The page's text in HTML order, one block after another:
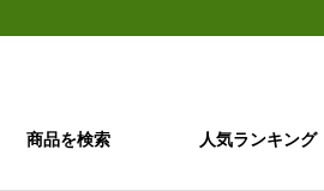
商品を検索 人気ランキング